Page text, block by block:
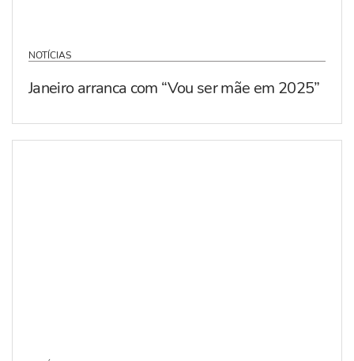
NOTÍCIAS
Janeiro arranca com “Vou ser mãe em 2025”